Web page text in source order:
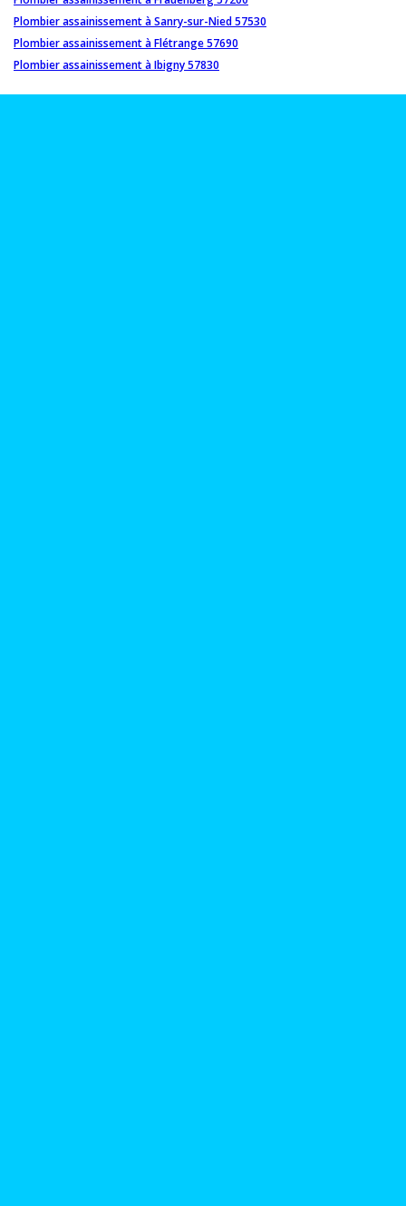
Plombier assainissement à Sanry-sur-Nied 57530
Plombier assainissement à Flétrange 57690
Plombier assainissement à Ibigny 57830